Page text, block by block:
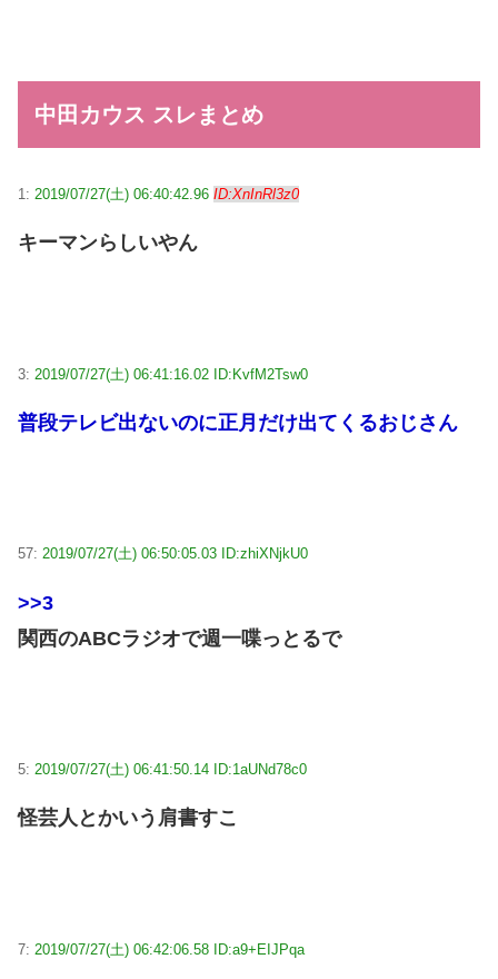
中田カウス スレまとめ
1: 2019/07/27(土) 06:40:42.96 ID:XnInRl3z0
キーマンらしいやん
3: 2019/07/27(土) 06:41:16.02 ID:KvfM2Tsw0
普段テレビ出ないのに正月だけ出てくるおじさん
57: 2019/07/27(土) 06:50:05.03 ID:zhiXNjkU0
>>3
関西のABCラジオで週一喋っとるで
5: 2019/07/27(土) 06:41:50.14 ID:1aUNd78c0
怪芸人とかいう肩書すこ
7: 2019/07/27(土) 06:42:06.58 ID:a9+EIJPqa